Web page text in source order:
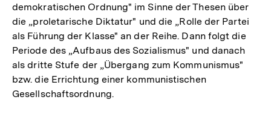
demokratischen Ordnung" im Sinne der Thesen über
die „proletarische Diktatur" und die „Rolle der Partei
als Führung der Klasse" an der Reihe. Dann folgt die
Periode des „Aufbaus des Sozialismus" und danach
als dritte Stufe der „Übergang zum Kommunismus"
bzw. die Errichtung einer kommunistischen
Gesellschaftsordnung.